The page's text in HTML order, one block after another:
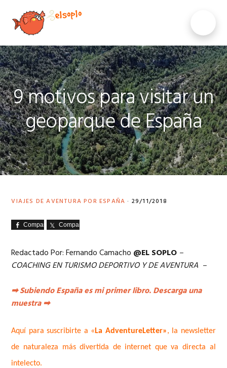
navegación
principal
contenido
principal
de
página
9 motivos para visitar un
geoparque de España
VIAJES DE AVENTURA POR ESPAÑA · 29/11/2018
Comparte Comparte
Redactado Por: Fernando Camacho @EL SOPLO –
COACHING EN TURISMO DEPORTIVO Y DE AVENTURA –
➡Subiendo España es mi primer libro. Descarga una
muestra➡
Aquí para suscribirte a « La AdventureLetter», la newsletter
de naturaleza más divertida de internet que va directa al
intelecto.